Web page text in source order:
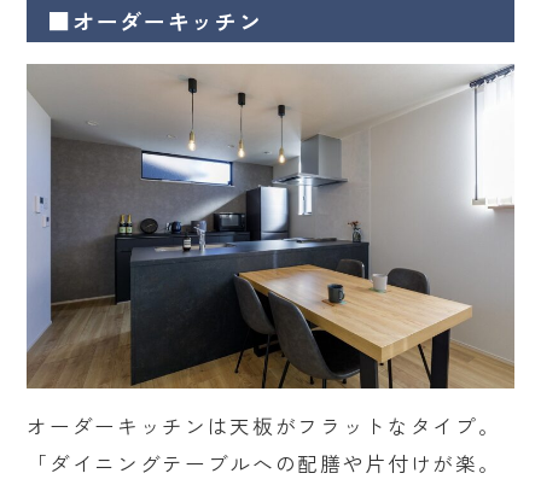
■オーダーキッチン
オーダーキッチンは天板がフラットなタイプ。
「ダイニングテーブルへの配膳や片付けが楽。